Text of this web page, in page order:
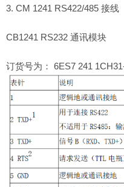
3. CM 1241 RS422/485 接线
CB1241 RS232 通讯模块
订货号为： 6ES7 241